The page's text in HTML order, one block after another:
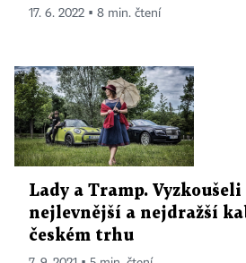
17. 6. 2022 ▪ 8 min. čtení
Lady a Tramp. Vyzkoušeli
nejlevnější a nejdražší
českém trhu